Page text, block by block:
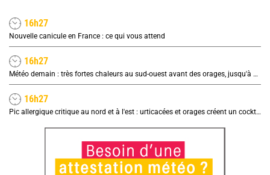
16h27
Nouvelle canicule en France : ce qui vous attend
16h27
Météo demain : très fortes chaleurs au sud-ouest avant des orages, jusqu'à 39°C
16h27
Pic allergique critique au nord et à l'est : urticacées et orages créent un cocktail explosif